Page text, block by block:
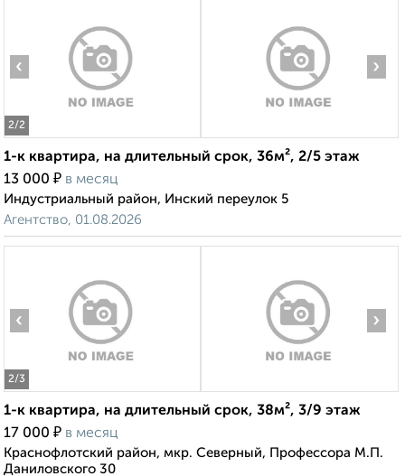
2/2
‹ ›
1-к квартира, на длительный срок, 36м², 2/5 этаж
13 000 ₽ в месяц
Индустриальный район, Инский переулок 5
Агентство, 01.08.2026
2/3
‹ ›
1-к квартира, на длительный срок, 38м², 3/9 этаж
17 000 ₽ в месяц
Краснофлотский район, мкр. Северный, Профессора М.П.
Даниловского 30